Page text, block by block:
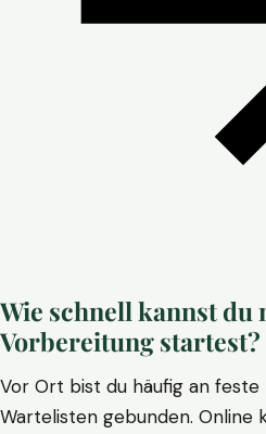
Wie schnell kannst
Vorbereitung startest?
Vor Ort bist du häufig an feste
Wartelisten gebunden. Online